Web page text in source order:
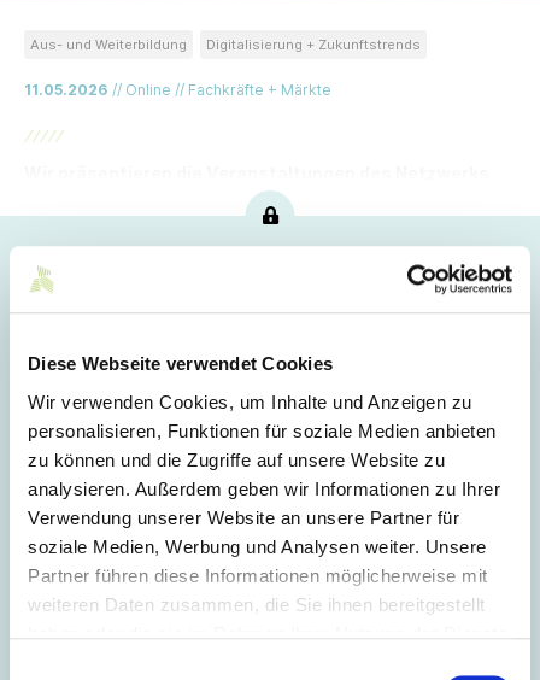
Diese Webseite verwendet Cookies
Wir verwenden Cookies, um Inhalte und Anzeigen zu
personalisieren, Funktionen für soziale Medien anbieten
zu können und die Zugriffe auf unsere Website zu
analysieren. Außerdem geben wir Informationen zu Ihrer
Verwendung unserer Website an unsere Partner für
soziale Medien, Werbung und Analysen weiter. Unsere
Partner führen diese Informationen möglicherweise mit
weiteren Daten zusammen, die Sie ihnen bereitgestellt
11.05.2026 // Online // Fachkräfte + Märkte
Aus- und Weiterbildung Digitalisierung + Zukunftstrends
von Mittelstand-Digital für den kommenden Monat.
Dieser Artikel ist nur für Mitglieder sichtbar.
Login
E-Mail
Passwort